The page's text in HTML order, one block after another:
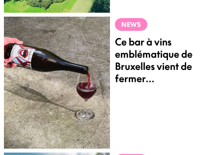
NEWS
Ce bar à vins
emblématique de
Bruxelles vient de
fermer